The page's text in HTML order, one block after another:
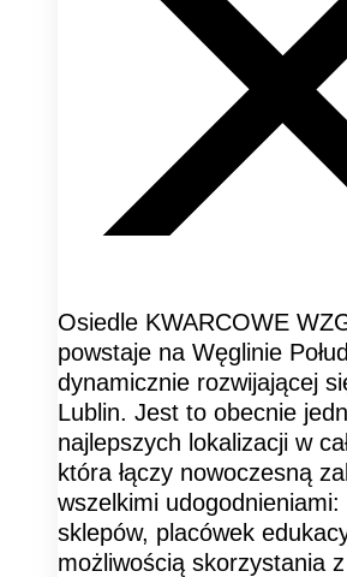
Osiedle KWARCOWE
powstaje na Węglinie
dynamicznie rozwijającej
Lublin. Jest to obecnie
najlepszych lokalizacji w
która łączy nowoczesną
wszelkimi udogodnieniami:
sklepów, placówek
możliwością skorzystania